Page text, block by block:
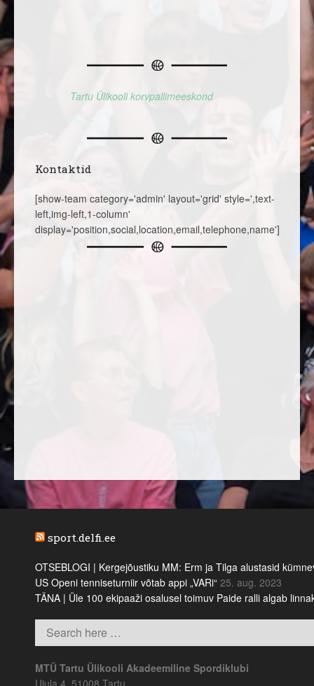
Tartu Ülikooli korvpallimeeskond
Kontaktid
[show-team category='admin' layout='grid' style=',text-
left,img-left,1-column'
display='position,social,location,email,telephone,name']
sport.delfi.ee
OTSEBLOGI | Kergejõustiku MM: Erm ja Tilga alustasid
US Openi tenniseturniir võtab appi „VARi“ 25. aug. 2023
TÄNA | Üle 100 ekipaaži osalusel toimuv Paide ralli algab
MTÜ Tartu Ülikooli Akadeemiline Spordiklubi
Ujula 4, 51008 Tartu